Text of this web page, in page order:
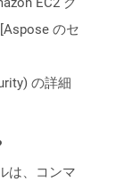
のセ
の詳細
は、コンマ